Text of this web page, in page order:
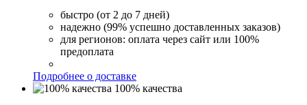
быстро (от 2 до 7 дней)
надежно (99% успешно доставленных заказов)
для регионов: оплата через сайт или 100%
предоплата
Подробнее о доставке
100% качества